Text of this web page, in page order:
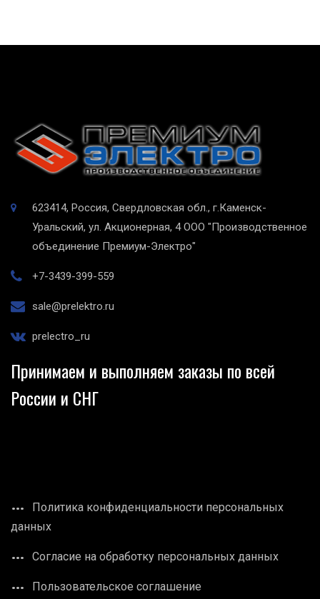
623414, Россия, Свердловская обл., г.Каменск-
Уральский, ул. Акционерная, 4 ООО "Производственное
объединение Премиум-Электро"
+7-3439-399-559
sale@prelektro.ru
prelectro_ru
Принимаем и выполняем заказы по всей
России и СНГ
Политика конфиденциальности персональных
данных
Согласие на обработку персональных данных
Пользовательское соглашение